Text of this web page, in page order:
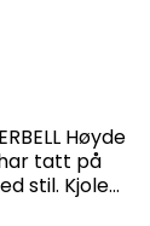
Høyde
stil. Kjolen
på